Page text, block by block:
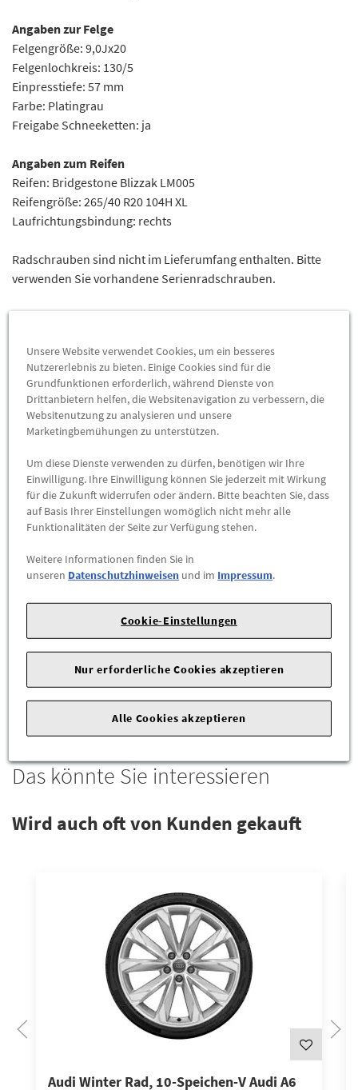
Angaben zur Felge
Felgengröße: 9,0Jx20
Felgenlochkreis: 130/5
Einpresstiefe: 57 mm
Farbe: Platingrau
Freigabe Schneeketten: ja
Angaben zum Reifen
Reifen: Bridgestone Blizzak LM005
Reifengröße: 265/40 R20 104H XL
Laufrichtungsbindung: rechts
Radschrauben sind nicht im Lieferumfang enthalten. Bitte
verwenden Sie vorhandene Serienradschrauben.
Auswuchtgewichte aus Zink.
Die Leichtmetallräder mit Winterreifen für die Vorderachse mit
Laufrichtungsbindung rechts mit der Teilenummer 85E073560
17Q, für die Vorderachse mit Laufrichtungsbindung links mit
Laufrichtungsbindung links mit der Teilenummer 85E073660A
17Q sind separat erhältlich. Hinweise:
nur für die Hinterachse geeignet
zulässige Achslast (kg)
geeignet für Fahrzeuge mit Reifendruck-Kontrollsystem
Fahrzeuge:
A6 Avant e-tron, 2025 - , A6 Sportback e-tron, 2025 - , S6 Avant
Das könnte Sie interessieren
Wird auch oft von Kunden gekauft
Audi Winter Rad, 10-Speichen-V Audi A6
Unsere Website verwendet Cookies, um ein besseres
Nutzererlebnis zu bieten. Einige Cookies sind für die
Grundfunktionen erforderlich, während Dienste von
Drittanbietern helfen, die Websitenavigation zu verbessern, die
Websitenutzung zu analysieren und unsere
Marketingbemühungen zu unterstützen.
Um diese Dienste verwenden zu dürfen, benötigen wir Ihre
Einwilligung. Ihre Einwilligung können Sie jederzeit mit Wirkung
für die Zukunft widerrufen oder ändern. Bitte beachten Sie, dass
auf Basis Ihrer Einstellungen womöglich nicht mehr alle
Funktionalitäten der Seite zur Verfügung stehen.
Weitere Informationen finden Sie in
unseren Datenschutzhinweisen und im Impressum.
Cookie-Einstellungen
Nur erforderliche Cookies akzeptieren
Alle Cookies akzeptieren